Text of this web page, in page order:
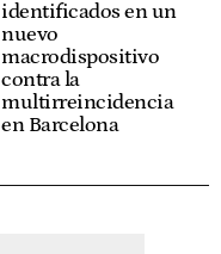
identificados en un
nuevo
macrodispositivo
contra la
multirreincidencia
en Barcelona